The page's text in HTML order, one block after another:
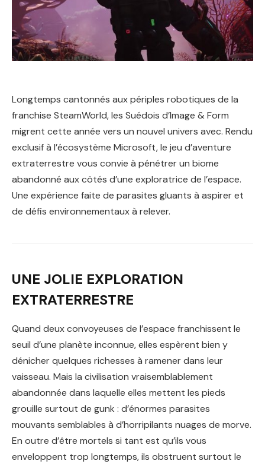
Longtemps cantonnés aux périples robotiques de la
franchise SteamWorld, les Suédois d’Image & Form
migrent cette année vers un nouvel univers avec. Rendu
exclusif à l’écosystème Microsoft, le jeu d’aventure
extraterrestre vous convie à pénétrer un biome
abandonné aux côtés d’une exploratrice de l’espace.
Une expérience faite de parasites gluants à aspirer et
de défis environnementaux à relever.
UNE JOLIE EXPLORATION
EXTRATERRESTRE
Quand deux convoyeuses de l’espace franchissent le
seuil d’une planète inconnue, elles espèrent bien y
dénicher quelques richesses à ramener dans leur
vaisseau. Mais la civilisation vraisemblablement
abandonnée dans laquelle elles mettent les pieds
grouille surtout de gunk : d’énormes parasites
mouvants semblables à d’horripilants nuages de morve.
En outre d’être mortels si tant est qu’ils vous
enveloppent trop longtemps, ils obstruent surtout le